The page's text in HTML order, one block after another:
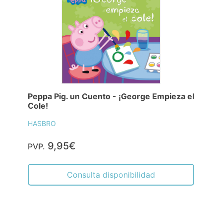
Peppa Pig. un Cuento - ¡George Empieza el
Cole!
HASBRO
PVP. 9,95€
Consulta disponibilidad